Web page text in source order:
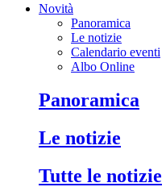
Novità
Panoramica
Le notizie
Calendario eventi
Albo Online
panoramica
le notizie
tutte le notizie